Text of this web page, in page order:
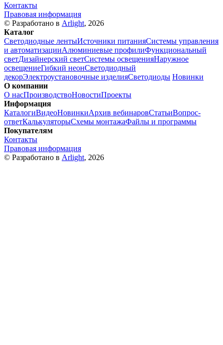
Контакты
Правовая информация
© Разработано в Arlight, 2026
Каталог
Светодиодные лентыИсточники питанияСистемы управления
и автоматизацииАлюминиевые профилиФункциональный
светДизайнерский светСистемы освещенияНаружное
освещениеГибкий неонСветодиодный
декорЭлектроустановочные изделияСветодиоды Новинки
О компании
О насПроизводствоНовостиПроекты
Информация
КаталогиВидеоНовинкиАрхив вебинаровСтатьиВопрос-
ответКалькуляторыСхемы монтажаФайлы и программы
Покупателям
Контакты
Правовая информация
© Разработано в Arlight, 2026